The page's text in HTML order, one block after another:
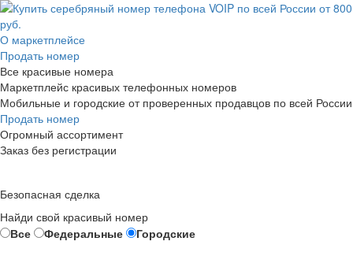
О маркетплейсе
Продать номер
Все красивые номера
Маркетплейс красивых телефонных номеров
Мобильные и городские от проверенных продавцов по всей России
Продать номер
Огромный ассортимент
Заказ без регистрации
Безопасная сделка
Найди свой красивый номер
Все
Федеральные
Городские